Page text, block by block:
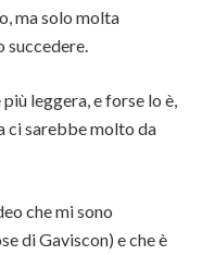
ma solo molta
succedere.
leggera, e forse lo è,
ci sarebbe molto da
che mi sono
di Gaviscon) e che è